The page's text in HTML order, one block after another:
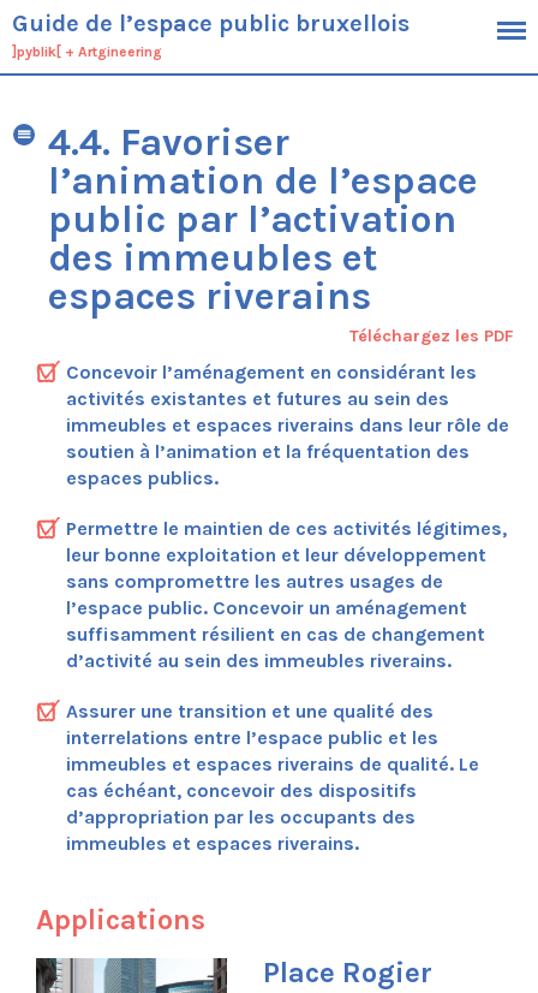
Objectifs
Public cible
Définition de l’espace public
Démarche
Contexte
Typologie générique des espaces
bruxellois
Spécificités du territoire bruxellois
Cadres planologiques et outils
Ambitions
Conduite du projet
Aménagement de l’espace public
Esthétique
Applications
Rue Henri Bergé
Rue de la Braie
Rue de la Brasserie
Boulevard du Souverain
Place Dumon
Guide de l’espace public bruxellois
]pyblik[ + Artgineering
4.4. Favoriser
l’animation de l’espace
public par l’activation
des immeubles et
espaces riverains
Téléchargez les PDF
Concevoir l’aménagement en considérant les
activités existantes et futures au sein des
immeubles et espaces riverains dans leur rôle de
soutien à l’animation et la fréquentation des
espaces publics.
Permettre le maintien de ces activités légitimes,
leur bonne exploitation et leur développement
sans compromettre les autres usages de
l’espace public. Concevoir un aménagement
suffisamment résilient en cas de changement
d’activité au sein des immeubles riverains.
Assurer une transition et une qualité des
interrelations entre l’espace public et les
immeubles et espaces riverains de qualité. Le
cas échéant, concevoir des dispositifs
d’appropriation par les occupants des
immeubles et espaces riverains.
Applications
Place Rogier